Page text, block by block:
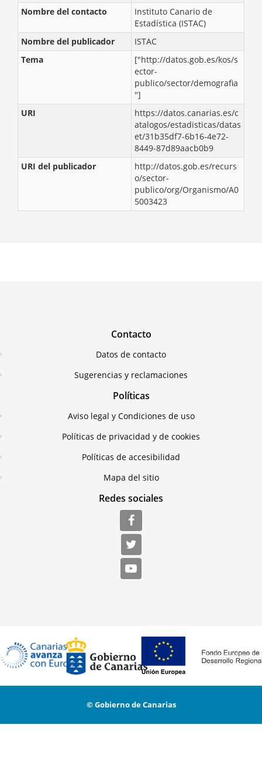
Nombre del contacto
Instituto Canario de
Estadística (ISTAC)
Nombre del publicador
ISTAC
Tema
["http://datos.gob.es/kos/s
ector-
publico/sector/demografia
"]
URI
https://datos.canarias.es/c
atalogos/estadisticas/datas
et/31b35df7-6b16-4e72-
8449-87d89aacb0b9
URI del publicador
http://datos.gob.es/recurs
o/sector-
publico/org/Organismo/A0
5003423
Contacto
Datos de contacto
Sugerencias y reclamaciones
Políticas
Aviso legal y Condiciones de uso
Políticas de privacidad y de cookies
Políticas de accesibilidad
Mapa del sitio
Redes sociales
© Gobierno de Canarias